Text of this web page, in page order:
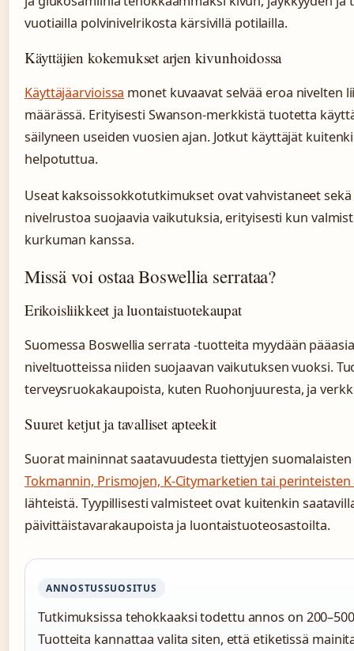
vuotiailla polvinivelrikosta kärsivillä potilailla.
Käyttäjien kokemukset arjen kivunhoidossa
Käyttäjäarvioissa monet kuvaavat selvää eroa nivelten
määrässä. Erityisesti Swanson-merkkistä tuotetta
säilyneen useiden vuosien ajan. Jotkut käyttäjät
helpotuttua.
Useat kaksoissokkotutkimukset ovat vahvistaneet
nivelrustoa suojaavia vaikutuksia, erityisesti kun
kurkuman kanssa.
Missä voi ostaa Boswellia serrataa?
Erikoisliikkeet ja luontaistuotekaupat
Suomessa Boswellia serrata -tuotteita myydään
niveltuotteissa niiden suojaavan vaikutuksen vuoksi.
terveysruokakaupoista, kuten Ruohonjuuresta, ja
Suuret ketjut ja tavalliset apteekit
Suorat maininnat saatavuudesta tiettyjen
Tokmannin, Prismojen, K-Citymarketien tai
lähteistä. Tyypillisesti valmisteet ovat kuitenkin
päivittäistavarakaupoista ja luontaistuoteosastoilta.
ANNOSTUSSUOSITUS
Tutkimuksissa tehokkaaksi todettu annos on
Tuotteita kannattaa valita siten, että etiketissä